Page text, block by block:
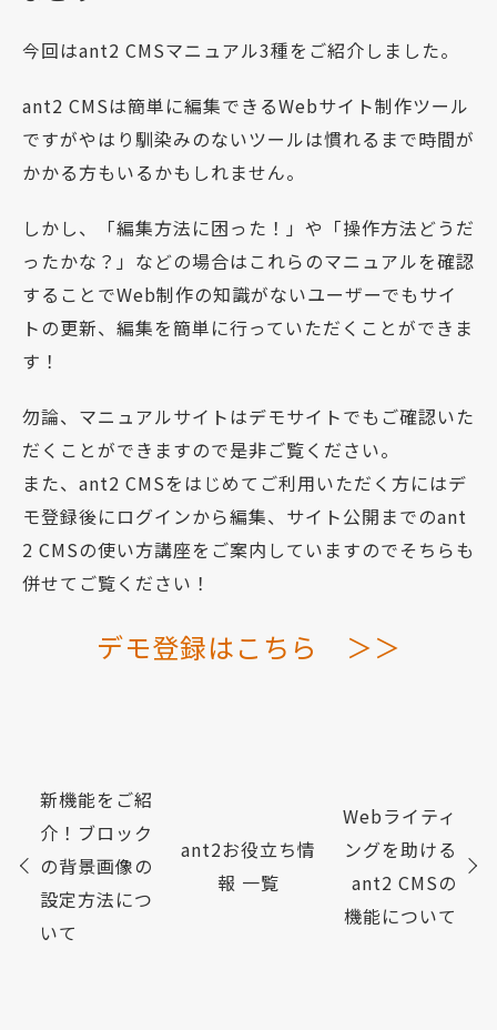
今回はant2 CMSマニュアル3種をご紹介しました。
ant2 CMSは簡単に編集できるWebサイト制作ツール
ですがやはり馴染みのないツールは慣れるまで時間が
かかる方もいるかもしれません。
しかし、「編集方法に困った！」や「操作方法どうだ
ったかな？」などの場合はこれらのマニュアルを確認
することでWeb制作の知識がないユーザーでもサイ
トの更新、編集を簡単に行っていただくことができま
す！
勿論、マニュアルサイトはデモサイトでもご確認いた
だくことができますので是非ご覧ください。
また、ant2 CMSをはじめてご利用いただく方にはデ
モ登録後にログインから編集、サイト公開までのant
2 CMSの使い方講座をご案内していますのでそちらも
併せてご覧ください！
デモ登録はこちら ＞＞
新機能をご紹
介！ブロック
の背景画像の
設定方法につ
いて
ant2お役立ち情
報 一覧
Webライティ
ングを助ける
ant2 CMSの
機能について